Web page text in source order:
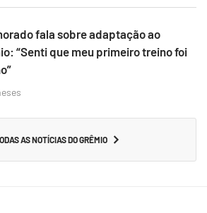
fala sobre adaptação ao
“Senti que meu primeiro treino foi
AS NOTÍCIAS DO GRÊMIO